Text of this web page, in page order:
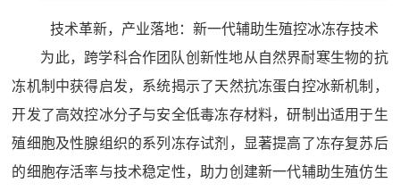
技术革新，产业落地：新一代辅助生殖控冰冻存技术
为此，跨学科合作团队创新性地从自然界耐寒生物的抗
冻机制中获得启发，系统揭示了天然抗冻蛋白控冰新机制，
开发了高效控冰分子与安全低毒冻存材料，研制出适用于生
殖细胞及性腺组织的系列冻存试剂，显著提高了冻存复苏后
的细胞存活率与技术稳定性，助力创建新一代辅助生殖仿生